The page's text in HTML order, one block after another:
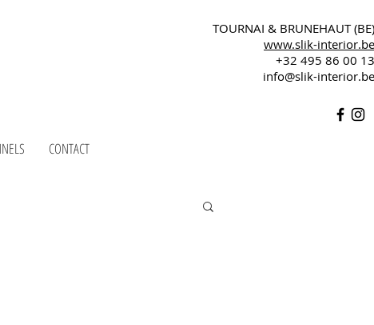
TOURNAI & BRUNEHAUT (BE)
www.slik-interior.be
+32 495 86 00 13
info@slik-interior.be
CONTACT